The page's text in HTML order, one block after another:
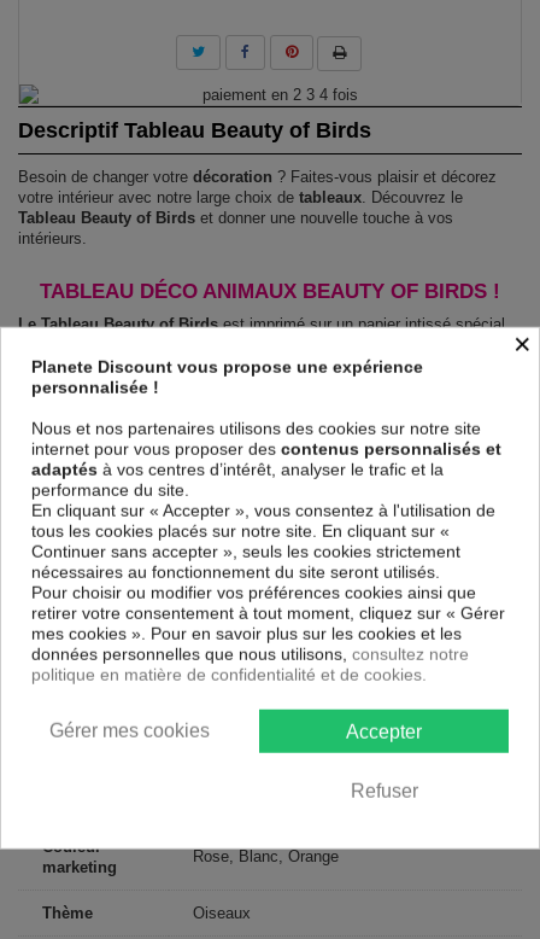
Descriptif Tableau Beauty of Birds
Besoin de changer votre décoration ? Faites-vous plaisir et décorez
votre intérieur avec notre large choix de tableaux. Découvrez le
Tableau Beauty of Birds et donner une nouvelle touche à vos
intérieurs.
TABLEAU DÉCO ANIMAUX BEAUTY OF BIRDS !
Le Tableau Beauty of Birdsest imprimé sur un papier intissé spécial
et de haute qualité qui reflète parfaitement les couleurs avec des détails
parfaitement reproduits. Grâce à une impression sur tous les cotés et
une toile tendue sur un châssis fait de matériaux respectueux de
sans avoir à l'encadrer.
Le Tableau Animaux Beauty of Birdsest résistant aux rayons UV,
inodore et 100 % sûr, parfait même pour la chambre à coucher et la
chambre des enfants.
Notre large choix de tableaux tendances et modernes constituent un
moyen simple et pas cher de donner une nouvelle touche à vos
intérieurs, il y en a pour tous les goût.
Descriptif technique
Matériaux
Collection Artgeist
150x50 cm, 135x45 cm, 120x40 cm
Couleur
marketing
Rose, Blanc, Orange
Thème Oiseaux
×
Planete Discount vous propose une expérience
personnalisée !
Nous et nos partenaires utilisons des cookies sur notre site
internet pour vous proposer des contenus personnalisés et
adaptés à vos centres d’intérêt, analyser le trafic et la
performance du site.
En cliquant sur « Accepter », vous consentez à l'utilisation de
tous les cookies placés sur notre site. En cliquant sur «
Continuer sans accepter », seuls les cookies strictement
nécessaires au fonctionnement du site seront utilisés.
Pour choisir ou modifier vos préférences cookies ainsi que
retirer votre consentement à tout moment, cliquez sur « Gérer
mes cookies ». Pour en savoir plus sur les cookies et les
données personnelles que nous utilisons, consultez notre
politique en matière de confidentialité et de cookies.
Accepter
Refuser
Gérer mes cookies